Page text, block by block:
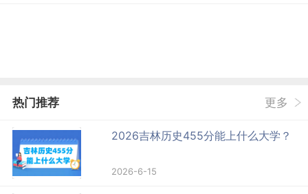
热门推荐 更多
2026吉林历史455分能上什么大学？
2026-6-15